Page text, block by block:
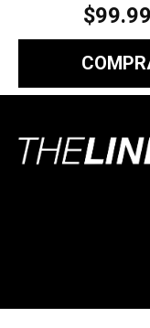
$99.